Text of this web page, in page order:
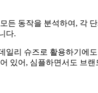
동작을 분석하여, 각
다.
리 슈즈로 활용하기에
있어, 심플하면서도 브